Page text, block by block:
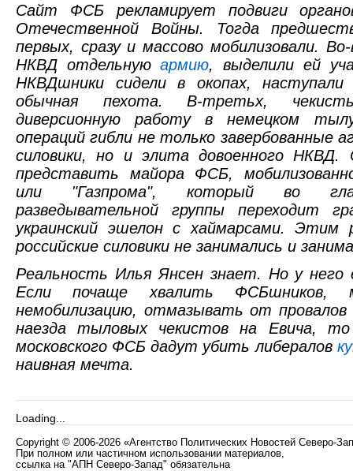
Сайт ФСБ рекламирует подвиги
Отечественной Войны. Тогда
первых, сразу и массово мобилизовали.
НКВД отдельнуюармию, выделили ей
НКВДшники сидели в окопах,
обычная пехота. В-третьх,
диверсионную работу в немецком
операций гибли не только завербованные
силовики, но и элита довоенного НКВД.
представить майора ФСБ,
или "Газпрома", который во
разведывательной группы переходит
украинский эшелон с хаймарсами. Этим
российские силовики не занимались и
Реальность Илья Янсен знает. Но у
Если почаще хвалить ФСБшников,
немобилизацию, отмазывать от провалов
наезда тыловых чекистов на Евича,
московского ФСБ дадут убить либералов
наивная мечта.
Loading...
Copyright © 2006-2026 «Агентство Политических Новостей Северо-
При полном или частичном использовании материалов,
ссылка на "АПН Северо-Запад" обязательна